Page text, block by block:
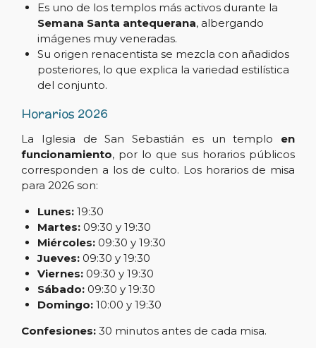
Es uno de los templos más activos durante la
Semana Santa antequerana, albergando
imágenes muy veneradas.
Su origen renacentista se mezcla con añadidos
posteriores, lo que explica la variedad estilística
del conjunto.
Horarios 2026
La Iglesia de San Sebastián es un templo en
funcionamiento, por lo que sus horarios públicos
corresponden a los de culto. Los horarios de misa
para 2026 son:
Lunes:19:30
Martes:09:30 y 19:30
Miércoles:09:30 y 19:30
Jueves:09:30 y 19:30
Viernes:09:30 y 19:30
Sábado:09:30 y 19:30
Domingo:10:00 y 19:30
Confesiones: 30 minutos antes de cada misa.